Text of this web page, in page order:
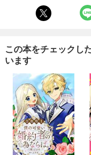
＆フラワー
＆フラワー
275円 (税込)
あらすじを表
＆フラワー
この本をチェックし
います